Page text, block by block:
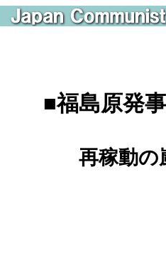
■福島原発
再稼動の嵐